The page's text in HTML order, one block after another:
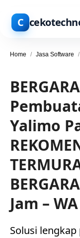
C
Home / Jasa Software /
Yalimo
Jam –
Solusi